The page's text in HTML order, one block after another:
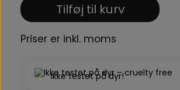
Tilføj til kurv
Priser er inkl. moms
Ikke testet på dyr!